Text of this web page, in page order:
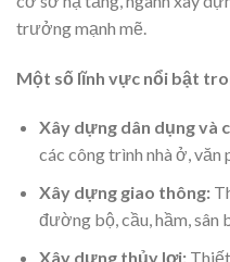
trưởng mạnh mẽ.
Một số lĩnh vực nổi bật
Xây dựng dân dụng và
các công trình nhà ở, văn
Xây dựng giao thông:
đường bộ, cầu, hầm, sân
Xây dựng thủy lợi:Thiết